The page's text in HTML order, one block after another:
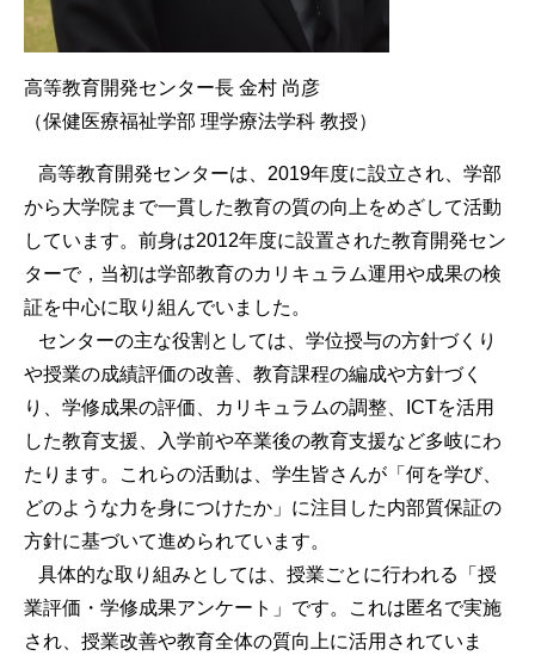
高等教育開発センター長 金村 尚彦
（保健医療福祉学部 理学療法学科 教授）
高等教育開発センターは、2019年度に設立され、学部
から大学院まで一貫した教育の質の向上をめざして活動
しています。前身は2012年度に設置された教育開発セン
ターで，当初は学部教育のカリキュラム運用や成果の検
証を中心に取り組んでいました。
センターの主な役割としては、学位授与の方針づくり
や授業の成績評価の改善、教育課程の編成や方針づく
り、学修成果の評価、カリキュラムの調整、ICTを活用
した教育支援、入学前や卒業後の教育支援など多岐にわ
たります。これらの活動は、学生皆さんが「何を学び、
どのような力を身につけたか」に注目した内部質保証の
方針に基づいて進められています。
具体的な取り組みとしては、授業ごとに行われる「授
業評価・学修成果アンケート」です。これは匿名で実施
され、授業改善や教育全体の質向上に活用されていま